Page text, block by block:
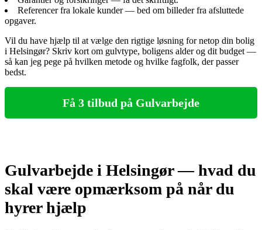
Referencer fra lokale kunder — bed om billeder fra afsluttede
opgaver.
Vil du have hjælp til at vælge den rigtige løsning for netop din bolig
i Helsingør? Skriv kort om gulvtype, boligens alder og dit budget —
så kan jeg pege på hvilken metode og hvilke fagfolk, der passer
bedst.
Få 3 tilbud på Gulvarbejde
Gulvarbejde i Helsingør — hvad du
skal være opmærksom på når du
hyrer hjælp